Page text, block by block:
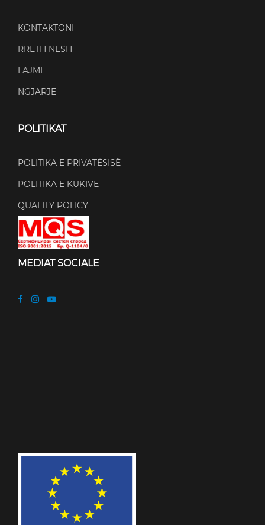
KONTAKTONI
RRETH NESH
LAJME
NGJARJE
POLITIKAT
POLITIKA E PRIVATËSISË
POLITIKA E KUKIVE
QUALITY POLICY
MEDIAT SOCIALE